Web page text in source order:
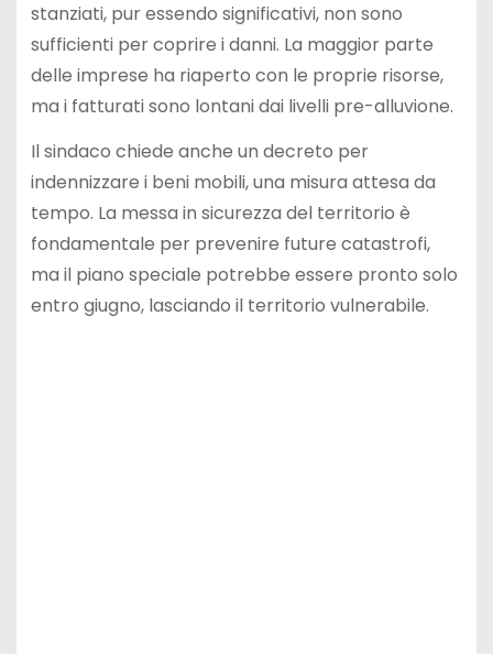
stanziati, pur essendo significativi, non sono
sufficienti per coprire i danni. La maggior parte
delle imprese ha riaperto con le proprie risorse,
ma i fatturati sono lontani dai livelli pre-alluvione.
Il sindaco chiede anche un decreto per
indennizzare i beni mobili, una misura attesa da
tempo. La messa in sicurezza del territorio è
fondamentale per prevenire future catastrofi,
ma il piano speciale potrebbe essere pronto solo
entro giugno, lasciando il territorio vulnerabile.